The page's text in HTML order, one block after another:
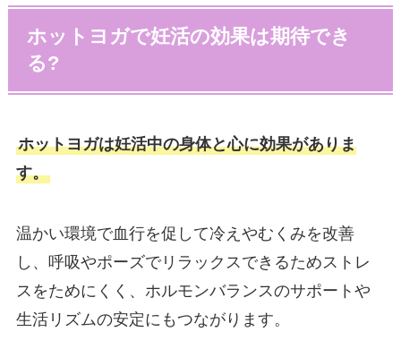
ホットヨガで妊活の効果は期待でき
る?
ホットヨガは妊活中の身体と心に効果がありま
す。
温かい環境で血行を促して冷えやむくみを改善
し、呼吸やポーズでリラックスできるためストレ
スをためにくく、ホルモンバランスのサポートや
生活リズムの安定にもつながります。